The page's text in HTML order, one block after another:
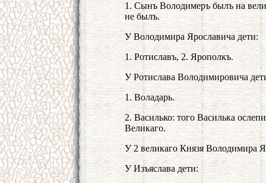
1. Сынъ Володимеръ былъ на
не былъ.
У Володимира Ярославича дети:
1. Ротиславъ, 2. Ярополкъ.
У Ротислава Володимировича
1. Воладарь.
2. Василько: того Василька
Великаго.
У 2 великаго Князя Володимира
У Изъяслава дети: